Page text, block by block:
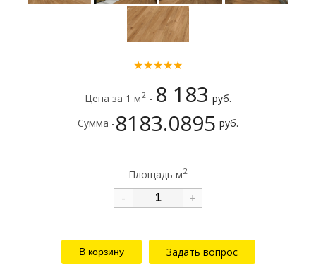
★★★★★
Цена за 1 м2 - 8 183 руб.
Сумма -8183.0895 руб.
Площадь м2
- +
Задать вопрос